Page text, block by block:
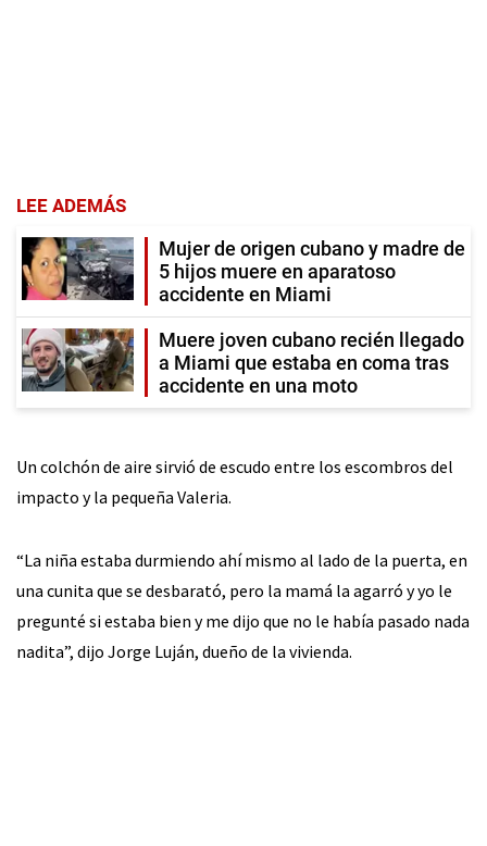
LEE ADEMÁS
Mujer de origen cubano y madre de
5 hijos muere en aparatoso
accidente en Miami
Muere joven cubano recién llegado
a Miami que estaba en coma tras
accidente en una moto
Un colchón de aire sirvió de escudo entre los escombros del
impacto y la pequeña Valeria.
“La niña estaba durmiendo ahí mismo al lado de la puerta, en
una cunita que se desbarató, pero la mamá la agarró y yo le
pregunté si estaba bien y me dijo que no le había pasado nada
nadita”, dijo Jorge Luján, dueño de la vivienda.